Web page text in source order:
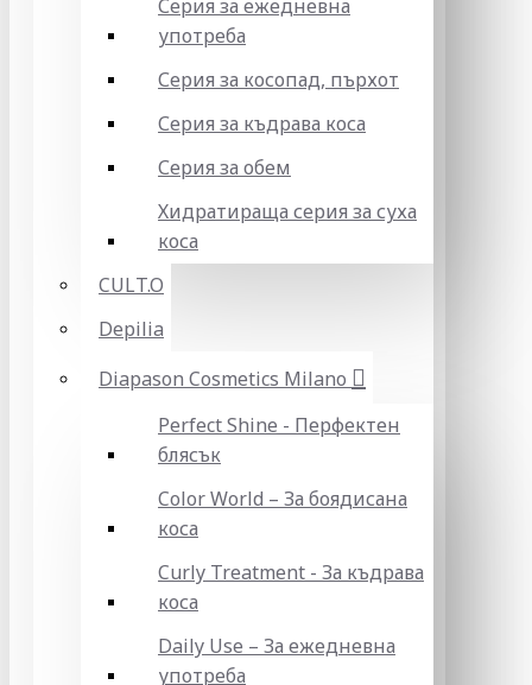
Серия за ежедневна
употреба
Серия за косопад, пърхот
Серия за къдрава коса
Серия за обем
Хидратираща серия за суха
коса
CULT.O
Depilia
Diapason Cosmetics Milano
Perfect Shine - Перфектен
блясък
Color World – За боядисана
коса
Curly Treatment - За къдрава
коса
Daily Use – За ежедневна
употреба